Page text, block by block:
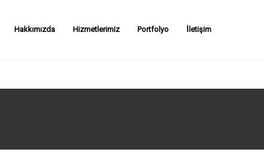
Hakkımızda Hizmetlerimiz Portfolyo İletişim